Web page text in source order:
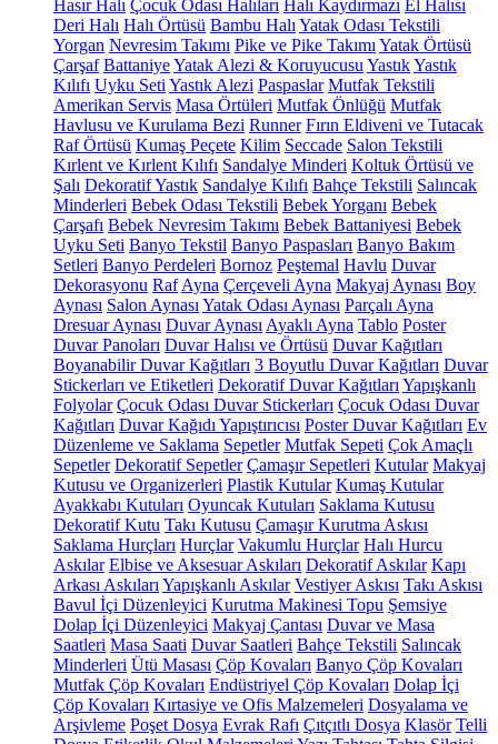
Hasır Halı Çocuk Odası Halıları Halı Kaydırmazı El Halısı
Deri Halı Halı Örtüsü Bambu Halı Yatak Odası Tekstili
Yorgan Nevresim Takımı Pike ve Pike Takımı Yatak Örtüsü
Çarşaf BattaniyeYatak Alezi & Koruyucusu YastıkYastık
Kılıfı Uyku Seti Yastık Alezi Paspaslar Mutfak Tekstili
Amerikan Servis Masa Örtüleri Mutfak Önlüğü Mutfak
Havlusu ve Kurulama Bezi Runner Fırın Eldiveni ve Tutacak
Raf Örtüsü Kumaş Peçete Kilim Seccade Salon Tekstili
Kırlent ve Kırlent Kılıfı Sandalye Minderi Koltuk Örtüsü ve
Şalı Dekoratif Yastık Sandalye Kılıfı Bahçe Tekstili Salıncak
Minderleri Bebek Odası Tekstili Bebek Yorganı Bebek
Çarşafı Bebek Nevresim Takımı Bebek Battaniyesi Bebek
Uyku Seti Banyo Tekstil Banyo Paspasları Banyo Bakım
Setleri Banyo Perdeleri Bornoz Peştemal Havlu Duvar
Dekorasyonu Raf Ayna Çerçeveli Ayna Makyaj Aynası Boy
Aynası Salon Aynası Yatak Odası Aynası Parçalı Ayna
Dresuar Aynası Duvar Aynası Ayaklı Ayna Tablo Poster
Duvar Panoları Duvar Halısı ve Örtüsü Duvar Kağıtları
Boyanabilir Duvar Kağıtları 3 Boyutlu Duvar Kağıtları Duvar
Stickerları ve Etiketleri Dekoratif Duvar Kağıtları Yapışkanlı
Folyolar Çocuk Odası Duvar Stickerları Çocuk Odası Duvar
Kağıtları Duvar Kağıdı Yapıştırıcısı Poster Duvar Kağıtları Ev
Düzenleme ve Saklama Sepetler Mutfak Sepeti Çok Amaçlı
Sepetler Dekoratif Sepetler Çamaşır Sepetleri Kutular Makyaj
Kutusu ve Organizerleri Plastik Kutular Kumaş Kutular
Ayakkabı Kutuları Oyuncak Kutuları Saklama Kutusu
Dekoratif Kutu Takı Kutusu Çamaşır Kurutma Askısı
Saklama Hurçları Hurçlar Vakumlu Hurçlar Halı Hurcu
Askılar Elbise ve Aksesuar Askıları Dekoratif Askılar Kapı
Arkası Askıları Yapışkanlı Askılar Vestiyer Askısı Takı Askısı
Bavul İçi Düzenleyici Kurutma Makinesi Topu Şemsiye
Dolap İçi Düzenleyici Makyaj Çantası Duvar ve Masa
Saatleri Masa Saati Duvar Saatleri Bahçe Tekstili Salıncak
Minderleri Ütü Masası Çöp Kovaları Banyo Çöp Kovaları
Mutfak Çöp Kovaları Endüstriyel Çöp Kovaları Dolap İçi
Çöp Kovaları Kırtasiye ve Ofis Malzemeleri Dosyalama ve
Arşivleme Poşet Dosya Evrak Rafı Çıtçıtlı Dosya Klasör Telli